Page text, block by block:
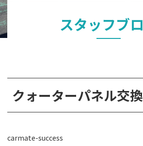
スタッフブ
クォーターパネル交
carmate-success